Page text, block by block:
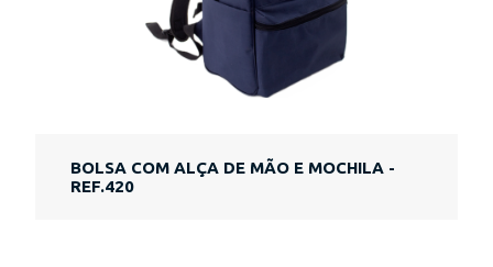
BOLSA COM ALÇA DE MÃO E MOCHILA -
REF.420